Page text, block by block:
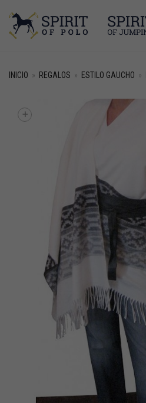
INICIO » REGALOS » ESTILO GAUCHO »
+